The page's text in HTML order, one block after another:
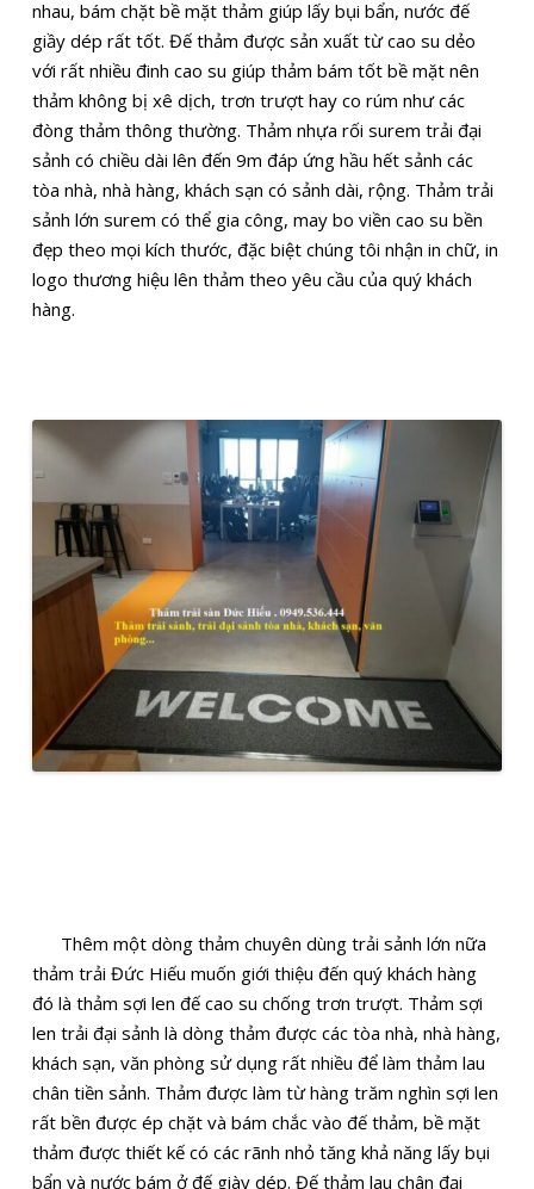
nhau, bám chặt bề mặt thảm giúp lấy bụi bẩn, nước đế
giầy dép rất tốt. Đế thảm được sản xuất từ cao su dẻo
với rất nhiều đinh cao su giúp thảm bám tốt bề mặt nên
thảm không bị xê dịch, trơn trượt hay co rúm như các
đòng thảm thông thường. Thảm nhựa rối surem trải đại
sảnh có chiều dài lên đến 9m đáp ứng hầu hết sảnh các
tòa nhà, nhà hàng, khách sạn có sảnh dài, rộng. Thảm trải
sảnh lớn surem có thể gia công, may bo viền cao su bền
đẹp theo mọi kích thước, đặc biệt chúng tôi nhận in chữ, in
logo thương hiệu lên thảm theo yêu cầu của quý khách
hàng.
Thêm một dòng thảm chuyên dùng trải sảnh lớn nữa
thảm trải Đức Hiếu muốn giới thiệu đến quý khách hàng
đó là thảm sợi len đế cao su chống trơn trượt. Thảm sợi
len trải đại sảnh là dòng thảm được các tòa nhà, nhà hàng,
khách sạn, văn phòng sử dụng rất nhiều để làm thảm lau
chân tiền sảnh. Thảm được làm từ hàng trăm nghìn sợi len
rất bền được ép chặt và bám chắc vào đế thảm, bề mặt
thảm được thiết kế có các rãnh nhỏ tăng khả năng lấy bụi
bẩn và nước bám ở đế giày dép. Đế thảm lau chân đại